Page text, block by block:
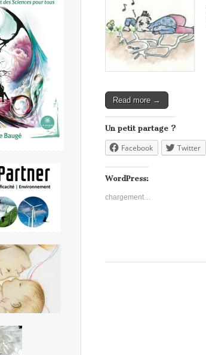
Read more →
Un petit partage ?
Facebook Twitter
WordPress:
chargement…